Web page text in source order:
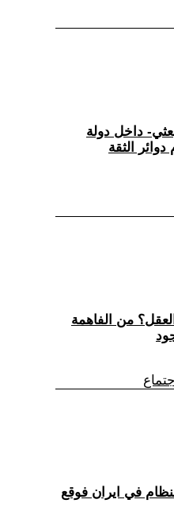
داخل دولة
الثقة
من الفاهمة
في ايران فوقع